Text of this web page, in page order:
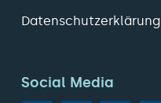
Datenschutzerklärung
Social Media